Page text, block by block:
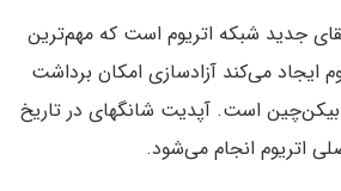
جدید شبکه اتریوم است که مهم‌ترین
ایجاد می‌کند آزادسازی امکان برداشت
است. آپدیت شانگهای در تاریخ